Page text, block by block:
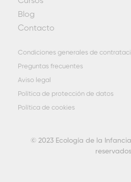
Blog
Contacto
Condiciones generales de
Preguntas frecuentes
Aviso legal
Política de protección de datos
Política de cookies
© 2023 Ecología de la